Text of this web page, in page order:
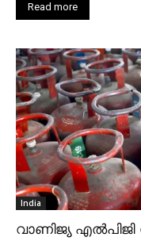
Read more
India
വാണിജ്യ എൽപിജി